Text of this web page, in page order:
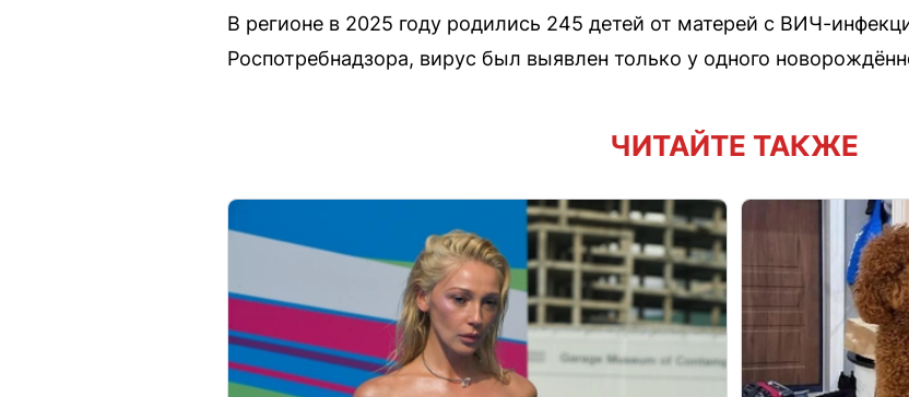
В регионе в 2025 году родились 245 детей от матерей с ВИЧ-
Роспотребнадзора, вирус был выявлен только у одного
ЧИТАЙТЕ ТАКЖЕ